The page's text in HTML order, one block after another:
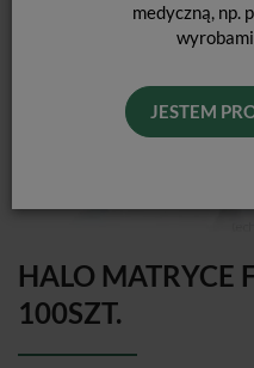
medyczną, np.
JESTEM
HALO MATRYCE
100SZT.